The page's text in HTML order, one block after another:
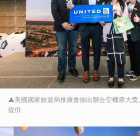
▲美國國家旅遊局推廣會抽出聯合空機票大
提供